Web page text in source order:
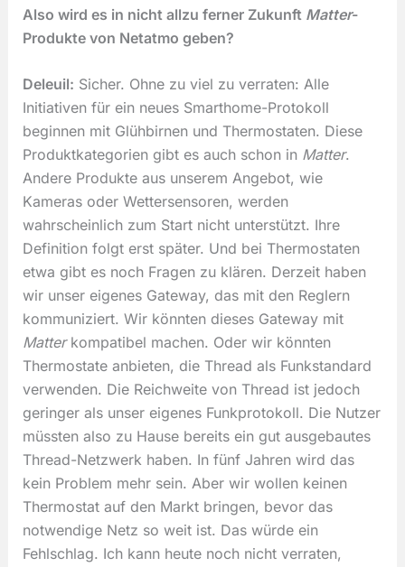
Also wird es in nicht allzu ferner Zukunft Matter-
Produkte von Netatmo geben?
Deleuil: Sicher. Ohne zu viel zu verraten: Alle
Initiativen für ein neues Smarthome-Protokoll
beginnen mit Glühbirnen und Thermostaten. Diese
Produktkategorien gibt es auch schon in Matter.
Andere Produkte aus unserem Angebot, wie
Kameras oder Wettersensoren, werden
wahrscheinlich zum Start nicht unterstützt. Ihre
Definition folgt erst später. Und bei Thermostaten
etwa gibt es noch Fragen zu klären. Derzeit haben
wir unser eigenes Gateway, das mit den Reglern
kommuniziert. Wir könnten dieses Gateway mit
Matterkompatibel machen. Oder wir könnten
Thermostate anbieten, die Thread als Funkstandard
verwenden. Die Reichweite von Thread ist jedoch
geringer als unser eigenes Funkprotokoll. Die Nutzer
müssten also zu Hause bereits ein gut ausgebautes
Thread-Netzwerk haben. In fünf Jahren wird das
kein Problem mehr sein. Aber wir wollen keinen
Thermostat auf den Markt bringen, bevor das
notwendige Netz so weit ist. Das würde ein
Fehlschlag. Ich kann heute noch nicht verraten,